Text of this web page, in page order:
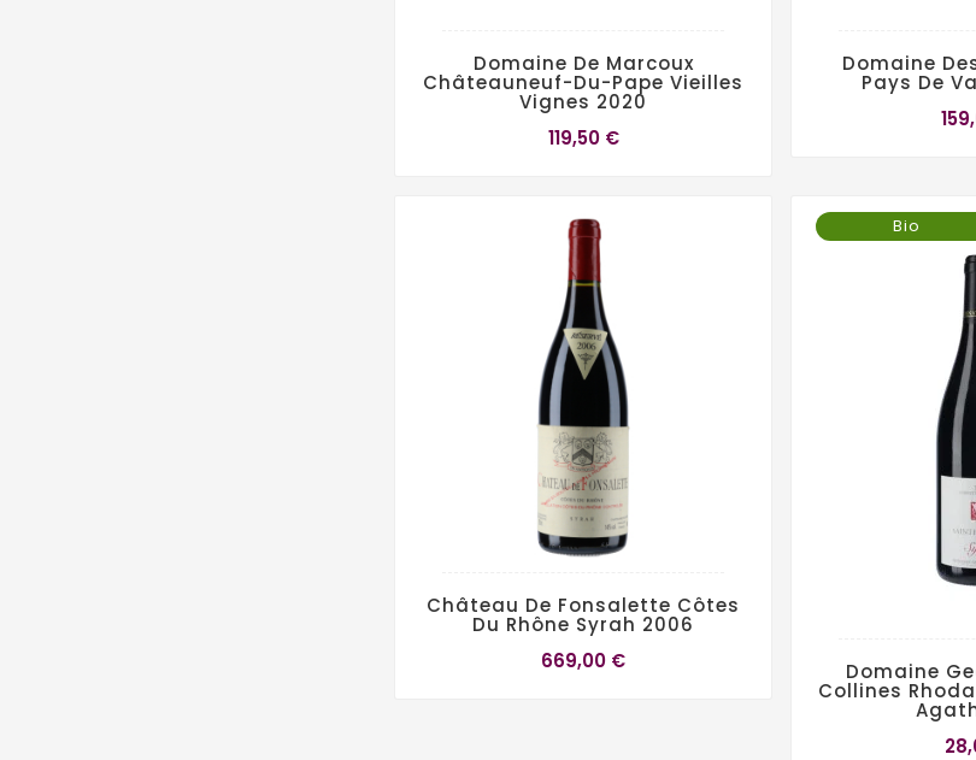
Domaine De Marcoux
Châteauneuf-Du-Pape Vieilles
Vignes 2020
119,50 €
Domaine
Pays De
Château De Fonsalette Côtes
Du Rhône Syrah 2006
669,00 €
Bio
Domaine
Collines